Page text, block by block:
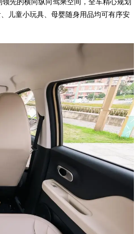
儿童小玩具、母婴随身用品均可有序安